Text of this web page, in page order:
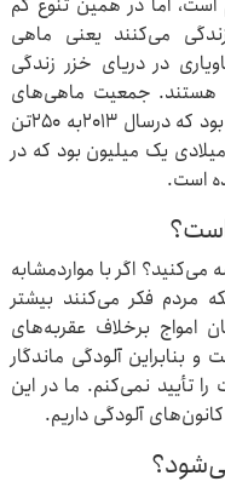
می‌کنند یعنی ماهی
ماهی خاویاری در دریای خزر زندگی
انقراض هستند. جمعیت ماهی‌های
خاویاری خزر در دهه ۹۰میلادی ۳هزار تن بود که درسال ۲۰۱۳به ۲۵۰تن
رسید. جمعیت فوک خزری هم در دهه ۹۰میلادی یک میلیون بود که در
می‌کنید؟ اگر با مواردمشابه
مردم فکر می‌کنند بیشتر
امواج برخلاف عقربه‌های
آلودگی ماندگار
تأیید نمی‌کنم. ما در این
آلودگی داریم.